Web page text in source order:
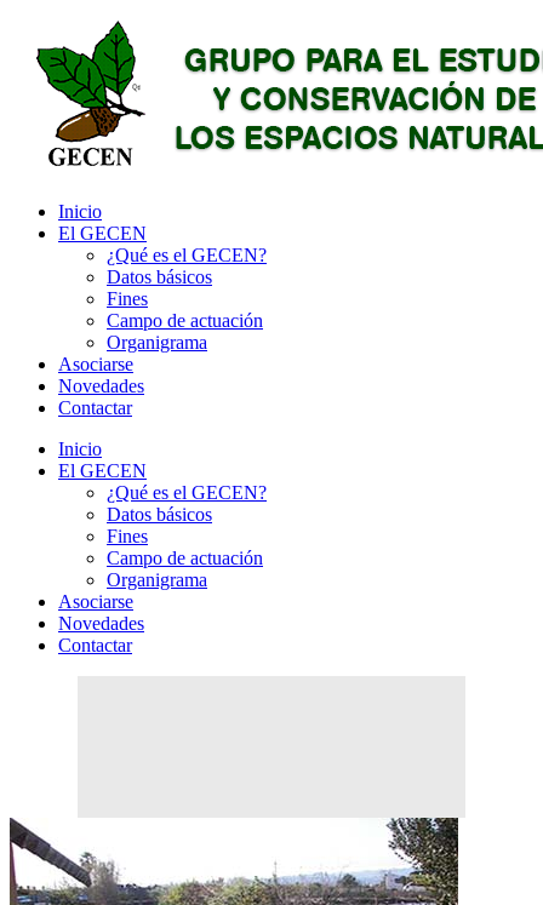
Inicio
El GECEN
¿Qué es el GECEN?
Datos básicos
Fines
Campo de actuación
Organigrama
Asociarse
Novedades
Contactar
Inicio
El GECEN
¿Qué es el GECEN?
Datos básicos
Fines
Campo de actuación
Organigrama
Asociarse
Novedades
Contactar